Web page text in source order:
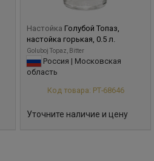
Настойка Голубой Топаз,
настойка горькая, 0.5 л.
Goluboj Topaz, Bitter
Россия | Московская
область
Код товара: РТ-68646
Уточните наличие и цену